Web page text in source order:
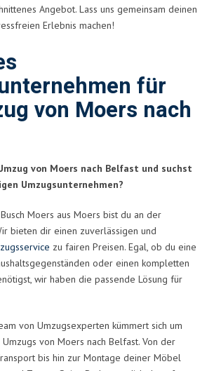
Angebot. Lass uns gemeinsam deinen
Erlebnis machen!
für
von Moers nach
von Moers nach Belfast und suchst
Umzugsunternehmen?
Moers aus Moers bist du an der
bieten dir einen zuverlässigen und
zu fairen Preisen. Egal, ob du eine
oder einen kompletten
wir haben die passende Lösung für
von Umzugsexperten kümmert sich um
von Moers nach Belfast. Von der
bis hin zur Montage deiner Möbel